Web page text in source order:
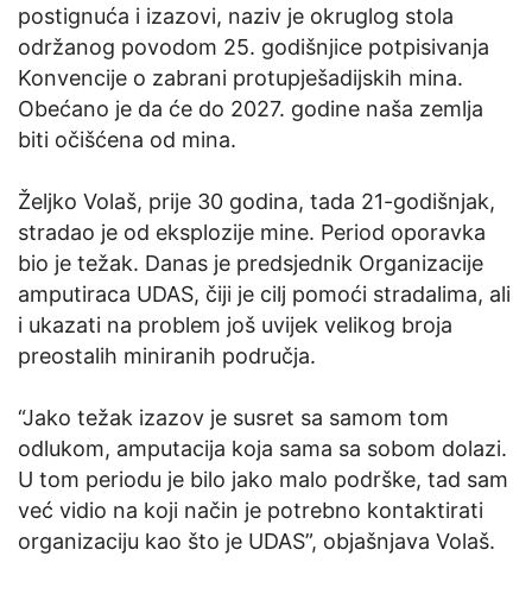
postignuća i izazovi, naziv je okruglog stola
održanog povodom 25. godišnjice potpisivanja
Konvencije o zabrani protupješadijskih mina.
Obećano je da će do 2027. godine naša zemlja
biti očišćena od mina.
Željko Volaš, prije 30 godina, tada 21-godišnjak,
stradao je od eksplozije mine. Period oporavka
bio je težak. Danas je predsjednik Organizacije
amputiraca UDAS, čiji je cilj pomoći stradalima, ali
i ukazati na problem još uvijek velikog broja
preostalih miniranih područja.
“Jako težak izazov je susret sa samom tom
odlukom, amputacija koja sama sa sobom dolazi.
U tom periodu je bilo jako malo podrške, tad sam
već vidio na koji način je potrebno kontaktirati
organizaciju kao što je UDAS”, objašnjava Volaš.